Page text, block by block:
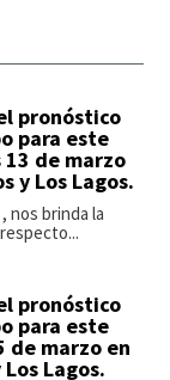
pronóstico
para este
de marzo
y Los Lagos.
nos brinda la
pronóstico
para este
de marzo en
Los Lagos.